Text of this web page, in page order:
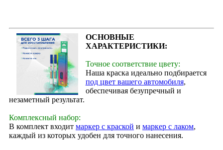
ОСНОВНЫЕ
ХАРАКТЕРИСТИКИ:
Точное соответствие цвету:
Наша краска идеально подбирается
под цвет вашего автомобиля,
обеспечивая безупречный и
незаметный результат.
Комплексный набор:
В комплект входит маркер с краской и маркер с лаком,
каждый из которых удобен для точного нанесения.